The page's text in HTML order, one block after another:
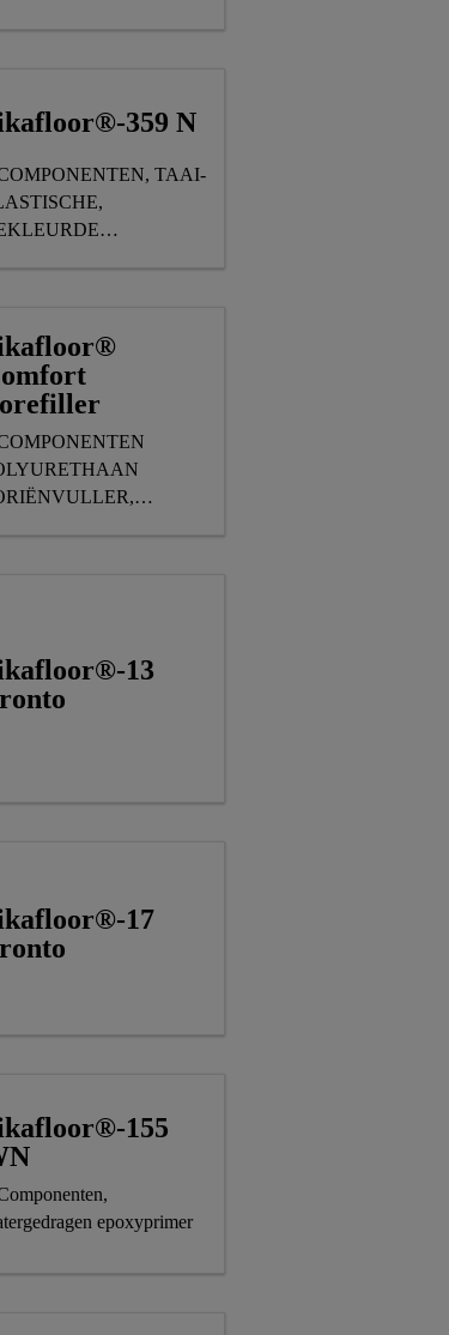
359 N
TAAI-
13
17
155
epoxyprimer